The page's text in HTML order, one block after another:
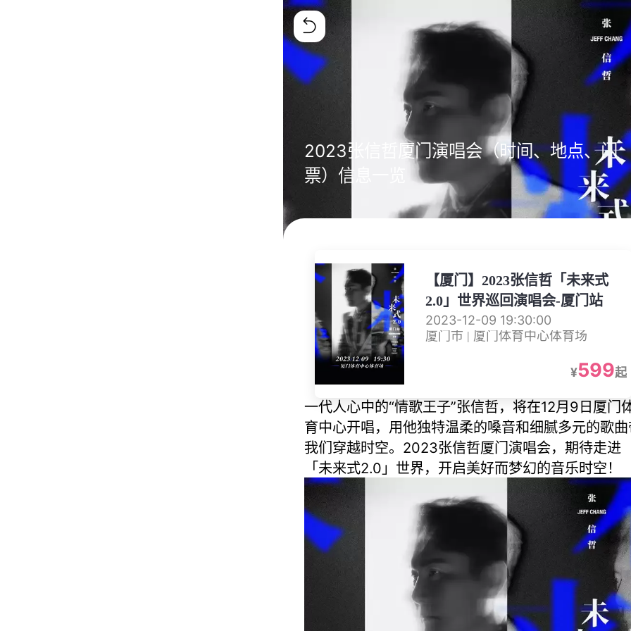
2023张信哲厦门演唱会（时间、地点、门
票）信息一览
【厦门】2023张信哲「未来式
2.0」世界巡回演唱会-厦门站
2023-12-09 19:30:00
厦门市 | 厦门体育中心体育场
¥599起
一代人心中的“情歌王子”张信哲，将在12月9日厦门
育中心开唱，用他独特温柔的嗓音和细腻多元的歌
我们穿越时空。2023张信哲厦门演唱会，期待走进
「未来式2.0」世界，开启美好而梦幻的音乐时空！